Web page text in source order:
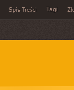
Spis Treści Tagi